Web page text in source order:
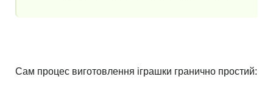
Сам процес виготовлення іграшки гранично простий: